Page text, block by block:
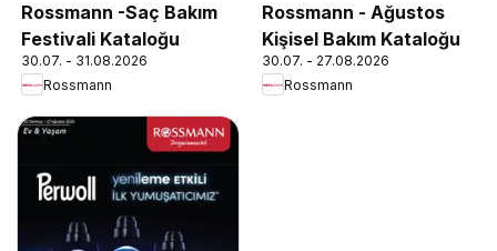
Rossmann -Saç Bakım
Festivali Kataloğu
30.07. - 31.08.2026
Rossmann
Rossmann - Ağustos
Kişisel Bakım Kataloğu
30.07. - 27.08.2026
Rossmann